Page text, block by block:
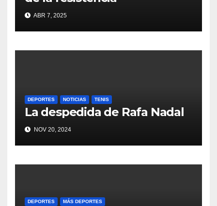
ABR 7, 2025
DEPORTES NOTICIAS TENIS
La despedida de Rafa Nadal
NOV 20, 2024
DEPORTES MÁS DEPORTES